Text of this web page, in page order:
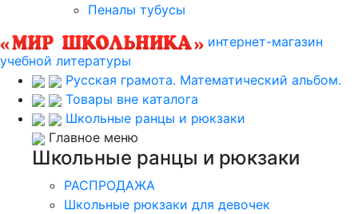
Пеналы тубусы
интернет-магазин
учебной литературы
Русская грамота. Математический альбом.
Товары вне каталога
Школьные ранцы и рюкзаки
Главное меню
Школьные ранцы и рюкзаки
РАСПРОДАЖА
Школьные рюкзаки для девочек